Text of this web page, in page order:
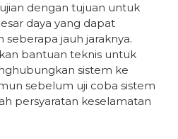
dengan tujuan untuk
daya yang dapat
seberapa jauh jaraknya.
bantuan teknis untuk
sistem ke
sebelum uji coba sistem
persyaratan keselamatan